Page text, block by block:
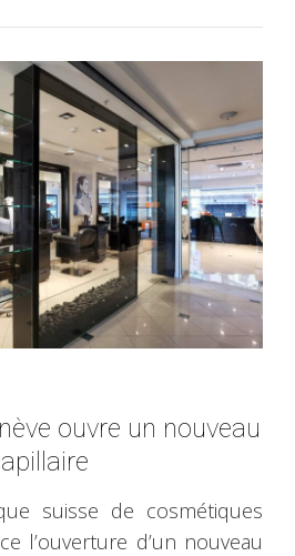
ouvre un nouveau
suisse de cosmétiques
l’ouverture d’un nouveau